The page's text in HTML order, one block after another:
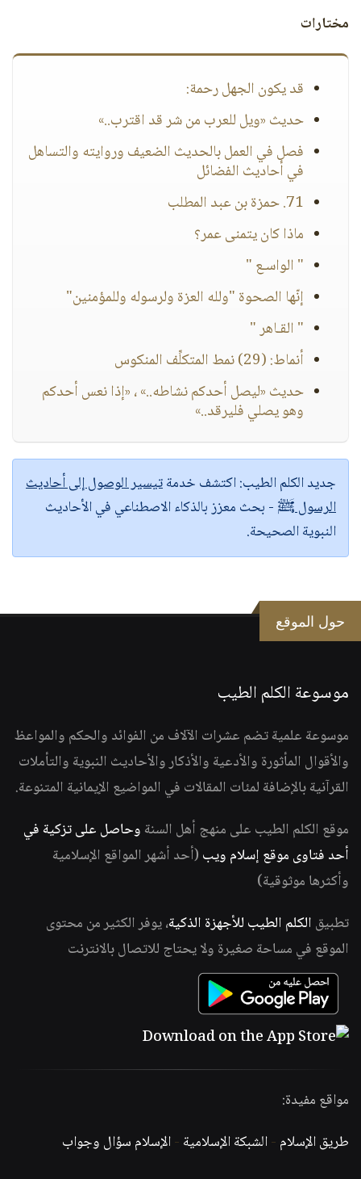
مختارات
قد يكون الجهل رحمة:
حديث «ويل للعرب من شر قد اقترب..»
فصل في العمل بالحديث الضعيف وروايته والتساهل
في أحاديث الفضائل
71. حمزة بن عبد المطلب
ماذا كان يتمنى عمر؟
" الواسـع "
إنّها الصحوة "ولله العزة ولرسوله وللمؤمنين"
" القـاهر "
أنماط: (29) نمط المتكلِّف المنكوس
حديث «ليصل أحدكم نشاطه..» ، «إذا نعس أحدكم
وهو يصلي فليرقد..»
جديد الكلم الطيب:اكتشف خدمةتيسير الوصول إلى أحاديث
الرسول ﷺ - بحث معزز بالذكاء الاصطناعي في الأحاديث
النبوية الصحيحة.
حول الموقع
موسوعة الكلم الطيب
موسوعة علمية تضم عشرات الآلاف من الفوائد والحكم والمواعظ
والأقوال المأثورة والأدعية والأذكار والأحاديث النبوية والتأملات
القرآنية بالإضافة لمئات المقالات في المواضيع الإيمانية المتنوعة.
موقع الكلم الطيب على منهج أهل السنة وحاصل على تزكية في
أحد فتاوى موقع إسلام ويب (أحد أشهر المواقع الإسلامية
وأكثرها موثوقية)
تطبيق الكلم الطيب للأجهزة الذكية، يوفر الكثير من محتوى
الموقع في مساحة صغيرة ولا يحتاج للاتصال بالانترنت
مواقع مفيدة:
طريق الإسلام -الشبكة الإسلامية -الإسلام سؤال وجواب